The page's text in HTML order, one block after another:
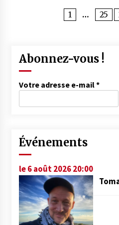
1 … 25
Abonnez-vous !
Votre adresse e-mail*
Événements
le 6 août 2026 20:00